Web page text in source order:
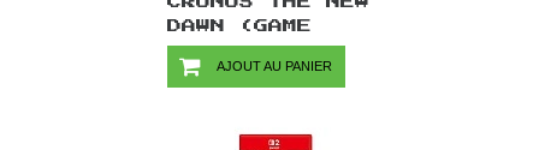
DAWN (GAME
AJOUT AU PANIER